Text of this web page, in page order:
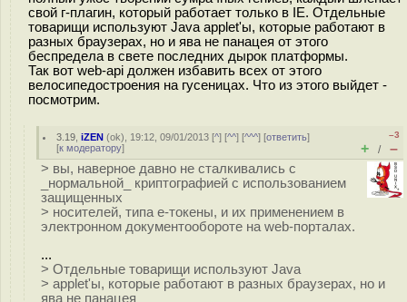
свой г-плагин, который работает только в IE. Отдельные
товарищи используют Java applet'ы, которые работают в
разных браузерах, но и ява не панацея от этого
беспредела в свете последних дырок платформы.
Так вот web-api должен избавить всех от этого
велосипедостроения на гусеницах. Что из этого выйдет -
посмотрим.
3.19 ,iZEN (ok), 19:12, 09/01/2013 [^] [^^] [^^^] [ответить]
[к модератору]
–3
+ / –
> вы, наверное давно не сталкивались с
_нормальной_ криптографией с использованием
защищенных
> носителей, типа е-токены, и их применением в
электронном документообороте на web-порталах.
...
> Отдельные товарищи используют Java
> applet'ы, которые работают в разных браузерах, но и
ява не панацея